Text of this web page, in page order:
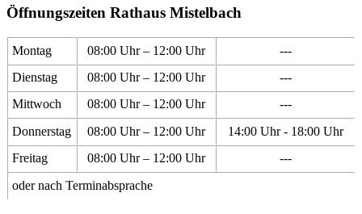
Öffnungszeiten Rathaus Mistelbach
Montag 08:00 Uhr – 12:00 Uhr
---
Dienstag
08:00 Uhr – 12:00 Uhr
---
Mittwoch
08:00 Uhr – 12:00 Uhr
---
Donnerstag
08:00 Uhr – 12:00 Uhr
14:00 Uhr - 18:00 Uhr
Freitag
08:00 Uhr – 12:00 Uhr
---
oder nach Terminabsprache